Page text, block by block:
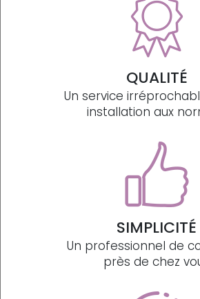
QUALITÉ
Un service
installation aux
SIMPLICITÉ
Un professionnel de
près de chez